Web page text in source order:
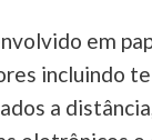
em
incluindo
a